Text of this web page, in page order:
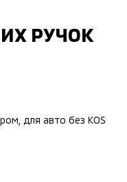
РУЧОК
для авто без KOS